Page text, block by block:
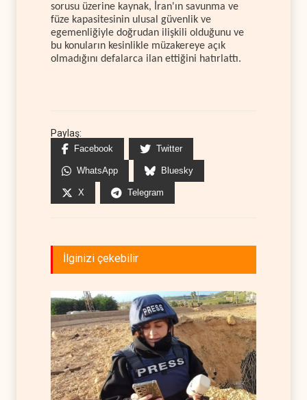
sorusu üzerine kaynak, İran'ın savunma ve
füze kapasitesinin ulusal güvenlik ve
egemenliğiyle doğrudan ilişkili olduğunu ve
bu konuların kesinlikle müzakereye açık
olmadığını defalarca ilan ettiğini hatırlattı.
Paylaş:
Facebook Twitter
WhatsApp Bluesky
X Telegram
İlginizi çekebilir